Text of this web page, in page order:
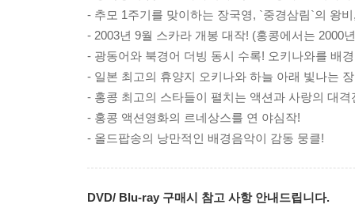
- 추모 1주기를 맞이하는 장국영, `중경삼림`의 왕
- 2003년 9월 스카라 개봉 대작! (홍콩에서는 2000
- 광동어와 북경어 더빙 동시 수록! 오키나와를 배
- 일본 최고의 휴양지 오키나와 하늘 아래 빛나는
- 홍콩 최고의 스타들이 펼치는 액션과 사랑의 대격
- 홍콩 액션영화의 르네상스를 연 야심작!
- 올드팝송의 낭만적인 배경음악이 감동 뭉클!
DVD/ Blu-ray 구매시 참고 사항 안내드립니다.